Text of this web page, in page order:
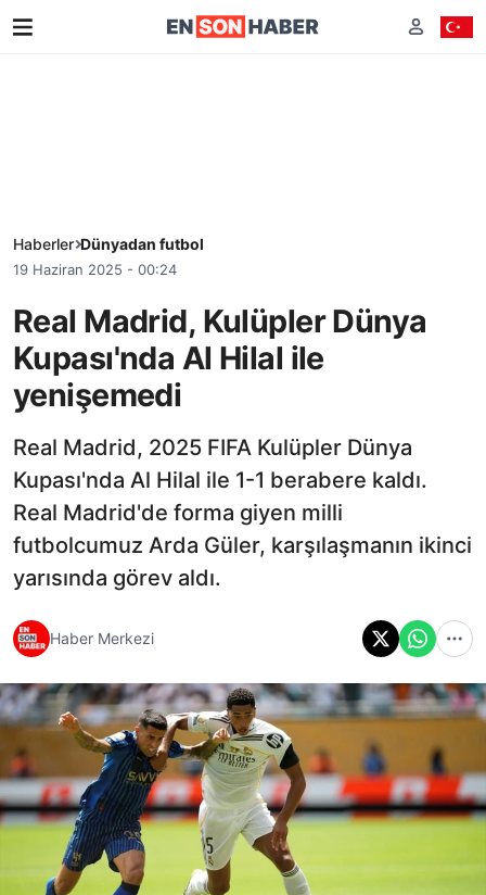
Haberler Dünyadan futbol
19 Haziran 2025 - 00:24
Real Madrid, Kulüpler Dünya
Kupası'nda Al Hilal ile
yenişemedi
Real Madrid, 2025 FIFA Kulüpler Dünya
Kupası'nda Al Hilal ile 1-1 berabere kaldı.
Real Madrid'de forma giyen milli
futbolcumuz Arda Güler, karşılaşmanın ikinci
yarısında görev aldı.
Haber Merkezi